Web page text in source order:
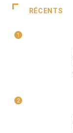
RÉCENTS
1
2